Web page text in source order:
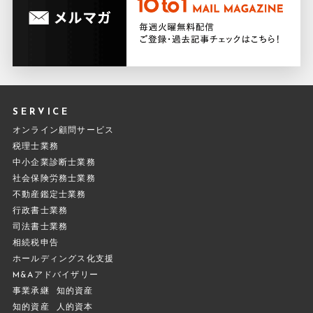
SERVICE
オンライン顧問サービス
税理士業務
中小企業診断士業務
社会保険労務士業務
不動産鑑定士業務
行政書士業務
司法書士業務
相続税申告
ホールディングス化支援
M&Aアドバイザリー
事業承継
知的資産
知的資産
人的資本